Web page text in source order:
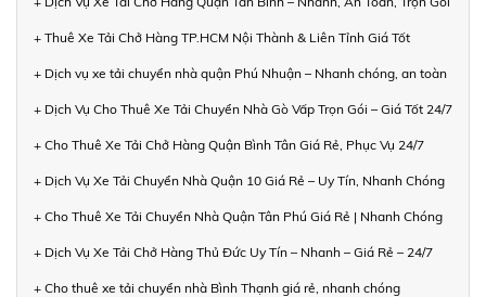
+ Thuê Xe Tải Chở Hàng TP.HCM Nội Thành & Liên Tỉnh Giá Tốt
+ Dịch vụ xe tải chuyển nhà quận Phú Nhuận – Nhanh chóng, an toàn
+ Dịch Vụ Cho Thuê Xe Tải Chuyển Nhà Gò Vấp Trọn Gói – Giá Tốt 24/7
+ Cho Thuê Xe Tải Chở Hàng Quận Bình Tân Giá Rẻ, Phục Vụ 24/7
+ Dịch Vụ Xe Tải Chuyển Nhà Quận 10 Giá Rẻ – Uy Tín, Nhanh Chóng
+ Cho Thuê Xe Tải Chuyển Nhà Quận Tân Phú Giá Rẻ | Nhanh Chóng
+ Dịch Vụ Xe Tải Chở Hàng Thủ Đức Uy Tín – Nhanh – Giá Rẻ – 24/7
+ Cho thuê xe tải chuyển nhà Bình Thạnh giá rẻ, nhanh chóng